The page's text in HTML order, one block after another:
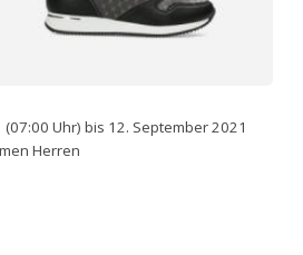
Uhr) bis 12. September 2021
Herren